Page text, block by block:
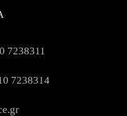
7238311
7238314